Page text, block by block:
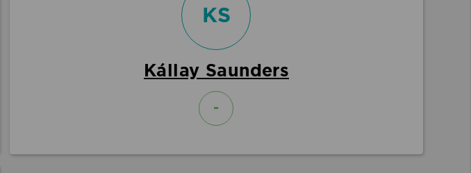
KS
Kállay Saunders
-